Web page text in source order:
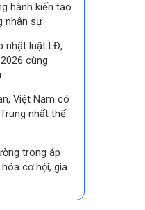
hành kiến tạo
nhân sự
nhật luật LĐ,
cùng
Việt Nam có
nhất thế
trong áp
cơ hội, gia